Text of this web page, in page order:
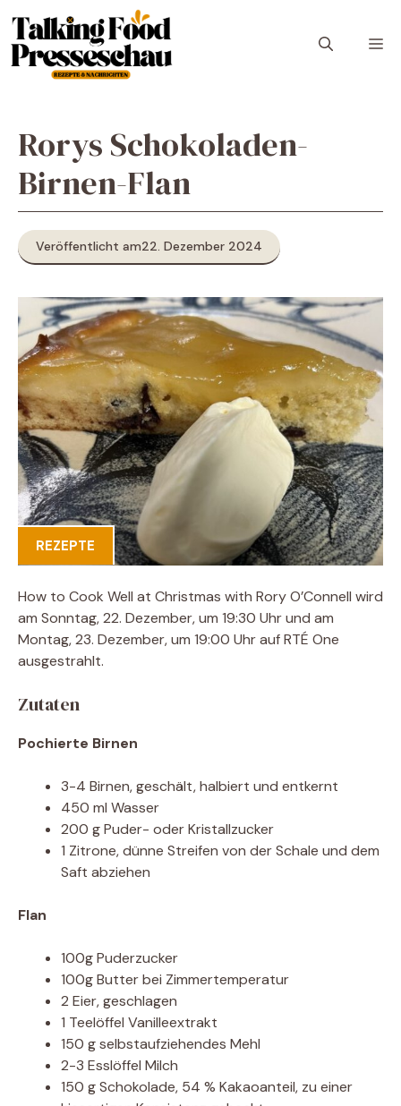
Inhalt
springen
Rorys Schokoladen-
Birnen-Flan
Veröffentlicht am22. Dezember 2024
REZEPTE
How to Cook Well at Christmas with Rory O’Connell wird
am Sonntag, 22. Dezember, um 19:30 Uhr und am
Montag, 23. Dezember, um 19:00 Uhr auf RTÉ One
ausgestrahlt.
Zutaten
Pochierte Birnen
3-4 Birnen, geschält, halbiert und entkernt
450 ml Wasser
200 g Puder- oder Kristallzucker
1 Zitrone, dünne Streifen von der Schale und dem
Saft abziehen
Flan
100g Puderzucker
100g Butter bei Zimmertemperatur
2 Eier, geschlagen
1 Teelöffel Vanilleextrakt
150 g selbstaufziehendes Mehl
2-3 Esslöffel Milch
150 g Schokolade, 54 % Kakaoanteil, zu einer